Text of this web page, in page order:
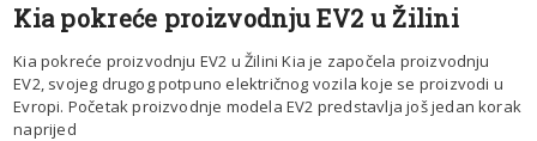
Kia pokreće proizvodnju EV2 u Žilini
Kia pokreće proizvodnju EV2 u Žilini Kia je započela proizvodnju
EV2, svojeg drugog potpuno električnog vozila koje se proizvodi u
Evropi. Početak proizvodnje modela EV2 predstavlja još jedan korak
naprijed